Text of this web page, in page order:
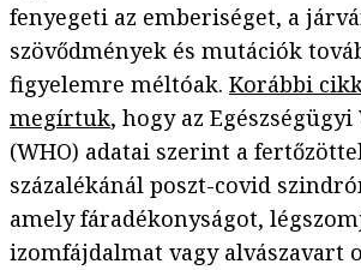
fenyegeti az emberiséget, a
szövődmények és mutációk
figyelemre méltóak. Korábbi
megírtuk, hogy az
(WHO) adatai szerint a
százalékánál poszt-covid
amely fáradékonyságot,
izomfájdalmat vagy alvászavart